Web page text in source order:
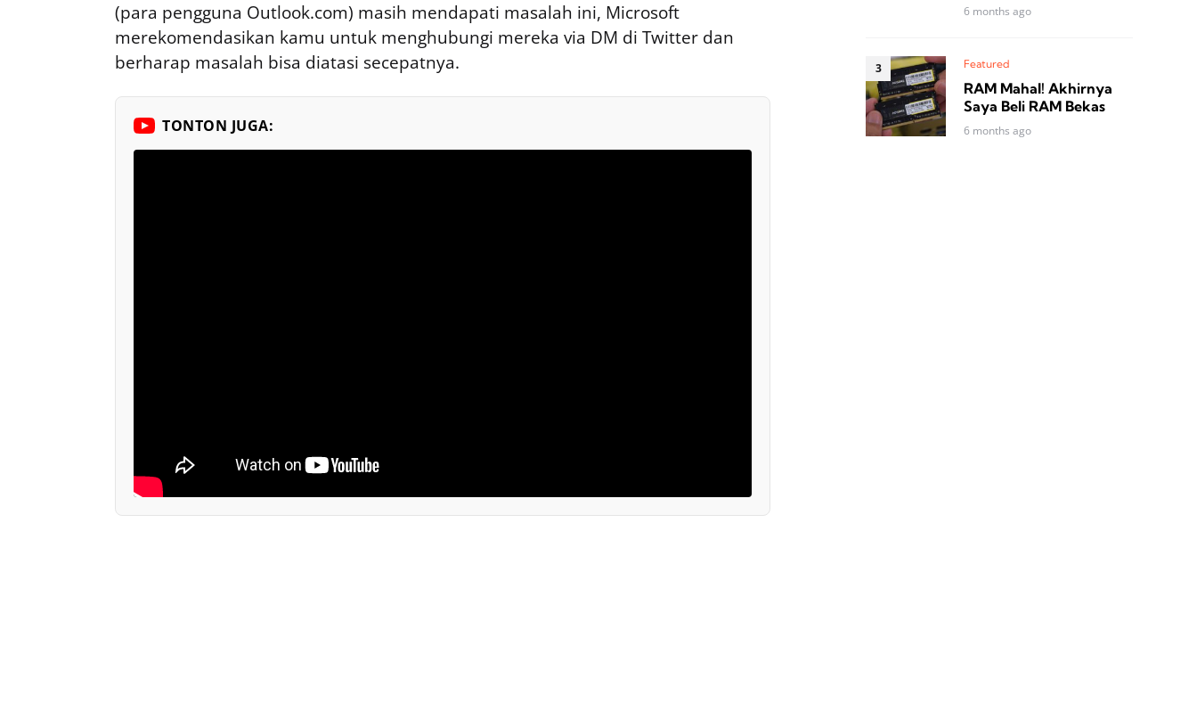
(para pengguna Outlook.com) masih mendapati masalah ini, Microsoft
merekomendasikan kamu untuk menghubungi mereka via DM di Twitter dan
berharap masalah bisa diatasi secepatnya.
TONTON JUGA:
6 months ago
Featured
RAM Mahal! Akhirnya
Saya Beli RAM Bekas
6 months ago